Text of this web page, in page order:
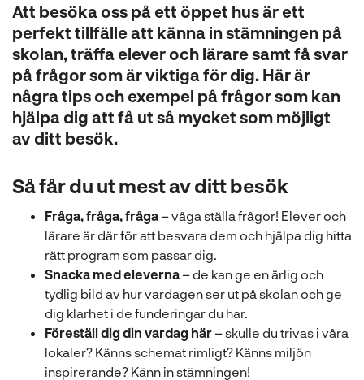
Att besöka oss på ett öppet hus är ett
perfekt tillfälle att känna in stämningen på
skolan, träffa elever och lärare samt få svar
på frågor som är viktiga för dig. Här är
några tips och exempel på frågor som kan
hjälpa dig att få ut så mycket som möjligt
av ditt besök.
Så får du ut mest av ditt besök
Fråga, fråga, fråga– våga ställa frågor! Elever och
lärare är där för att besvara dem och hjälpa dig hitta
rätt program som passar dig.
Snacka med eleverna– de kan ge en ärlig och
tydlig bild av hur vardagen ser ut på skolan och ge
dig klarhet i de funderingar du har.
Föreställ dig din vardag här– skulle du trivas i våra
lokaler? Känns schemat rimligt? Känns miljön
inspirerande? Känn in stämningen!